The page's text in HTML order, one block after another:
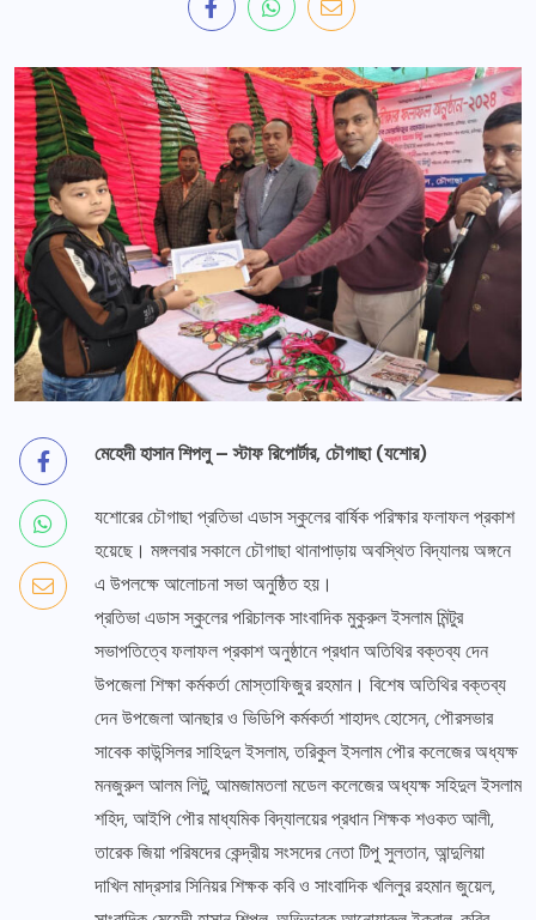
মেহেদী হাসান শিপলু – স্টাফ রিপোর্টার, চৌগাছা (যশোর)
যশোরের চৌগাছা প্রতিভা এডাস স্কুলের বার্ষিক পরিক্ষার ফলাফল প্রকাশ
হয়েছে। মঙ্গলবার সকালে চৌগাছা থানাপাড়ায় অবস্থিত বিদ্যালয় অঙ্গনে
এ উপলক্ষে আলোচনা সভা অনুষ্ঠিত হয়।
প্রতিভা এডাস স্কুলের পরিচালক সাংবাদিক মুকুরুল ইসলাম মিন্টুর
সভাপতিত্বে ফলাফল প্রকাশ অনুষ্ঠানে প্রধান অতিথির বক্তব্য দেন
উপজেলা শিক্ষা কর্মকর্তা মোস্তাফিজুর রহমান। বিশেষ অতিথির বক্তব্য
দেন উপজেলা আনছার ও ভিডিপি কর্মকর্তা শাহাদৎ হোসেন, পৌরসভার
সাবেক কাউন্সিলর সাহিদুল ইসলাম, তরিকুল ইসলাম পৌর কলেজের অধ্যক্ষ
মনজুরুল আলম লিটু, আমজামতলা মডেল কলেজের অধ্যক্ষ সহিদুল ইসলাম
শহিদ, আইপি পৌর মাধ্যমিক বিদ্যালয়ের প্রধান শিক্ষক শওকত আলী,
তারেক জিয়া পরিষদের কেন্দ্রীয় সংসদের নেতা টিপু সুলতান, আন্দুলিয়া
দাখিল মাদ্রসার সিনিয়র শিক্ষক কবি ও সাংবাদিক খলিলুর রহমান জুয়েল,